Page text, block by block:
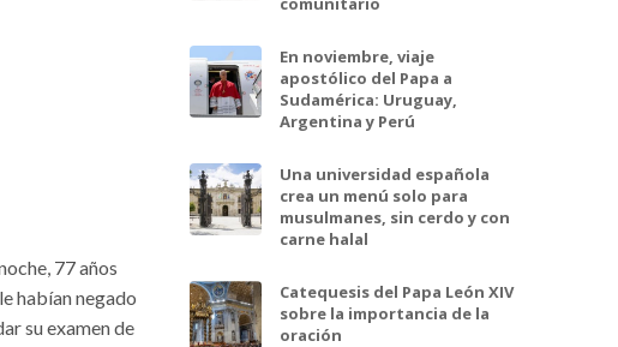
77 años
habían negado
su examen de
En noviembre, viaje
apostólico del Papa a
Sudamérica: Uruguay,
Argentina y Perú
Una universidad española
crea un menú solo para
musulmanes, sin cerdo y con
carne halal
Catequesis del Papa León XIV
sobre la importancia de la
oración